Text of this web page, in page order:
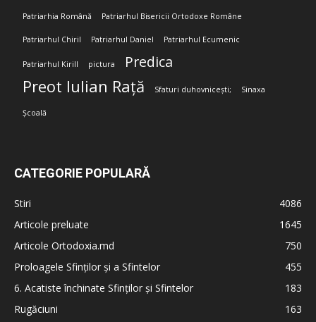
Patriarhia Română Patriarhul Bisericii Ortodoxe Române
Patriarhul Chiril Patriarhul Daniel Patriarhul Ecumenic
Patriarhul Kirill pictura Predica
Preot Iulian Rață Sfaturi duhovnicești; Sinaxa
Școală
CATEGORIE POPULARĂ
Stiri
4086
Articole preluate
1645
Articole Ortodoxia.md
750
Proloagele Sfinților și a Sfintelor
455
6. Acatiste închinate Sfinților și Sfintelor
183
Rugăciuni
163